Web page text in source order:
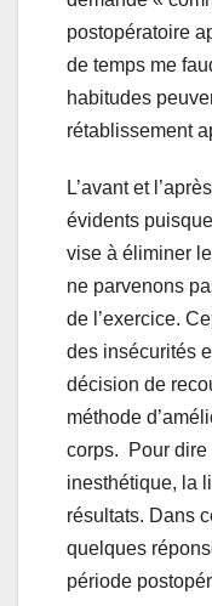
postopératoire
de temps me
habitudes
rétablissement
L’avant et
évidents
vise à éliminer
ne parvenons
de l’exercice.
des insécurités
décision de
méthode
corps. Pour dire
inesthétique, la
résultats. Dans
quelques
période